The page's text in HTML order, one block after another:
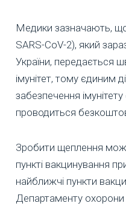
Медики зазначають,
SARS-CoV-2), який
України, передається
імунітет, тому єдиним
забезпечення
проводиться
Зробити щеплення
пункті вакцинування
найближчі пункти
Департаменту охорони